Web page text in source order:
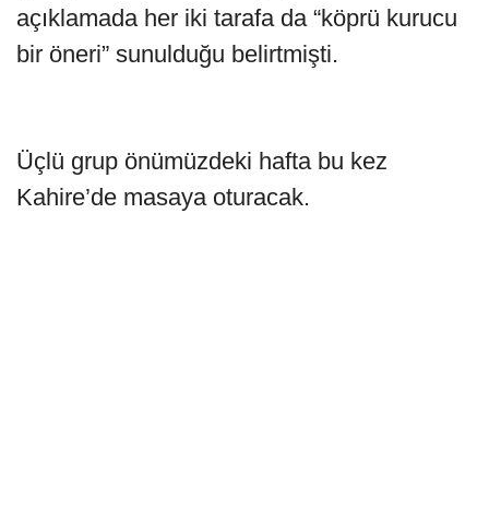
açıklamada her iki tarafa da “köprü kurucu
bir öneri” sunulduğu belirtmişti.
Üçlü grup önümüzdeki hafta bu kez
Kahire’de masaya oturacak.